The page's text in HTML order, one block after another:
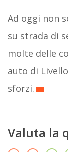
Ad oggi non
su strada di
molte delle
auto di
sforzi.
Valuta la